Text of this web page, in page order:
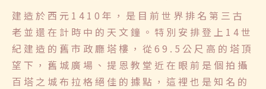
建造於西元1410年，是目前世界排名第三古
老並還在計時中的天文鐘。特別安排登上14世
紀建造的舊市政廳塔樓，從69.5公尺高的塔頂
望下，舊城廣場、提恩教堂近在眼前是個拍攝
百塔之城布拉格絕佳的據點，這裡也是知名的